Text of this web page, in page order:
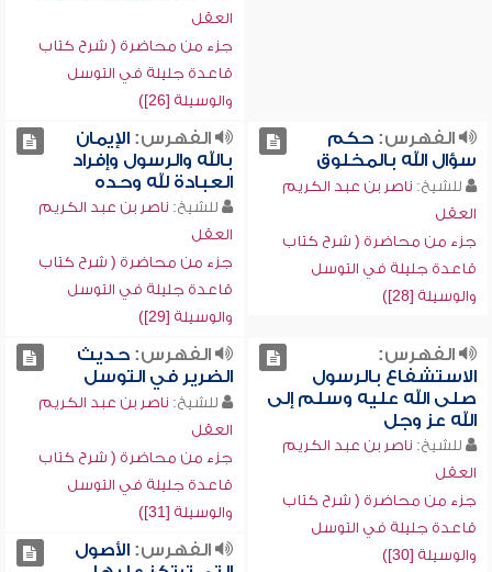
العقل
جزء من محاضرة ( شرح كتاب
قاعدة جليلة في التوسل
والوسيلة [26])
الفهرس:حكم
سؤال الله بالمخلوق
للشيخ: ناصر بن عبد الكريم
العقل
جزء من محاضرة ( شرح كتاب
قاعدة جليلة في التوسل
والوسيلة [28])
الفهرس:الإيمان
بالله والرسول وإفراد
العبادة لله وحده
للشيخ: ناصر بن عبد الكريم
العقل
جزء من محاضرة ( شرح كتاب
قاعدة جليلة في التوسل
والوسيلة [29])
الفهرس:
الاستشفاع بالرسول
صلى الله عليه وسلم إلى
الله عز وجل
للشيخ: ناصر بن عبد الكريم
العقل
جزء من محاضرة ( شرح كتاب
قاعدة جليلة في التوسل
والوسيلة [30])
الفهرس:حديث
الضرير في التوسل
للشيخ: ناصر بن عبد الكريم
العقل
جزء من محاضرة ( شرح كتاب
قاعدة جليلة في التوسل
والوسيلة [31])
الفهرس:الأصول